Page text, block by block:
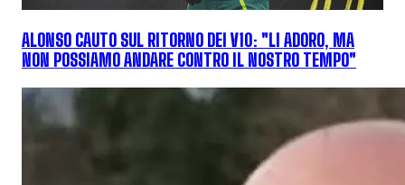
ALONSO CAUTO SUL RITORNO DEI V10: "LI ADORO, MA
NON POSSIAMO ANDARE CONTRO IL NOSTRO TEMPO"